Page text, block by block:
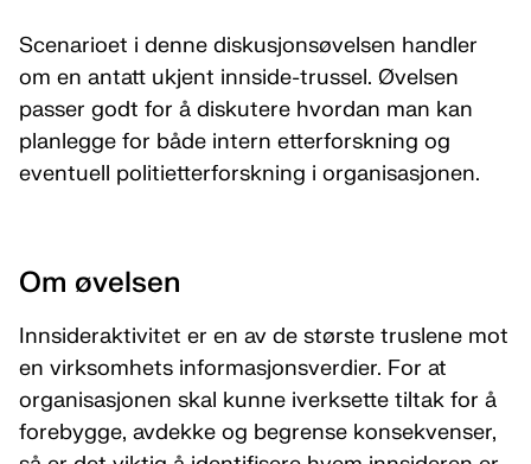
Scenarioet i denne diskusjonsøvelsen handler
om en antatt ukjent innside-trussel. Øvelsen
passer godt for å diskutere hvordan man kan
planlegge for både intern etterforskning og
eventuell politietterforskning i organisasjonen.
Om øvelsen
Innsideraktivitet er en av de største truslene mot
en virksomhets informasjonsverdier. For at
organisasjonen skal kunne iverksette tiltak for å
forebygge, avdekke og begrense konsekvenser,